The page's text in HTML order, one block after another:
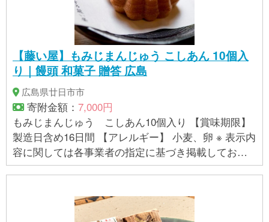
【藤い屋】もみじまんじゅう こしあん 10個入
り｜饅頭 和菓子 贈答 広島
広島県廿日市市
寄附金額： 7,000円
もみじまんじゅう こしあん10個入り 【賞味期限】
製造日含め16日間 【アレルギー】 小麦、卵 ※ 表示内
容に関しては各事業者の指定に基づき掲載してお
り、一切の内容を保証するものではございません。 ※
合わせ下さい。